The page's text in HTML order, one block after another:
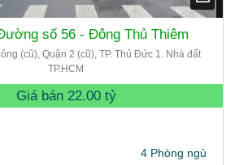
số 56 - Đông Thủ Thiêm
(cũ), Quận 2 (cũ), TP. Thủ Đức 1. Nhà đất
TP.HCM
Giá bán 22.00 tỷ
4 Phòng ngủ